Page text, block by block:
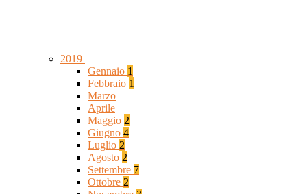
2019
Gennaio 1
Febbraio 1
Marzo
Aprile
Maggio 2
Giugno 4
Luglio 2
Agosto 2
Settembre 7
Ottobre 2